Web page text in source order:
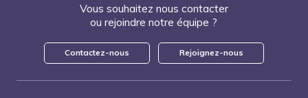
Vous souhaitez nous contacter
ou rejoindre notre équipe ?
Contactez-nous Rejoignez-nous